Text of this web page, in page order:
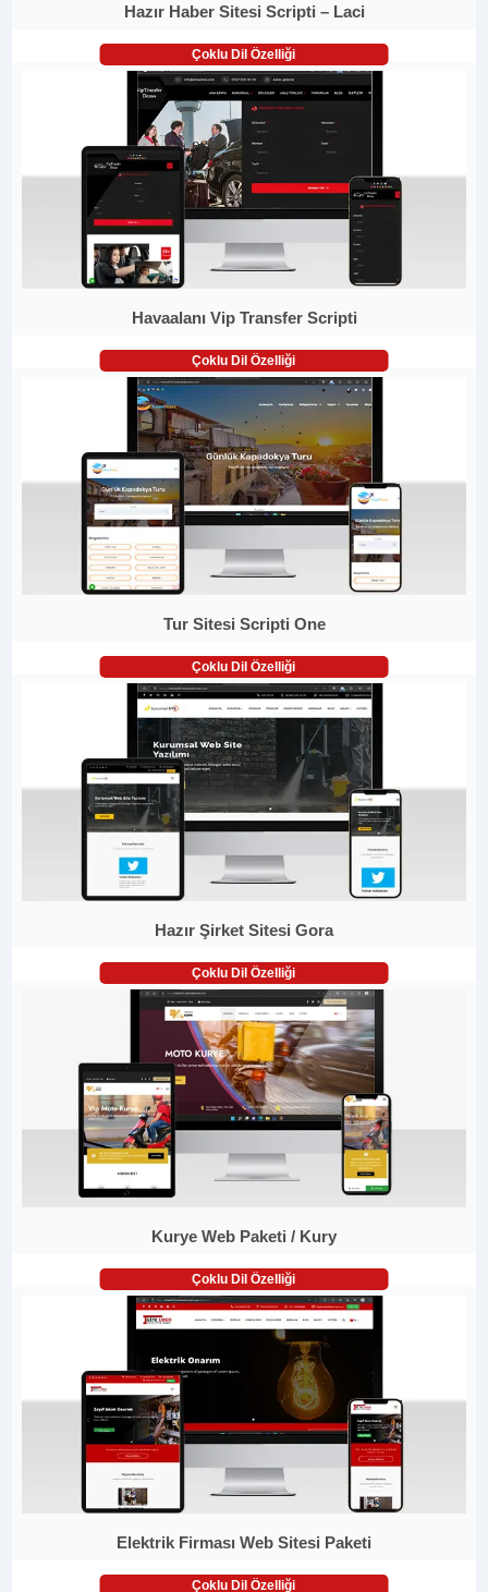
Hazır Haber Sitesi Scripti – Laci
Çoklu Dil Özelliği
Havaalanı Vip Transfer Scripti
Çoklu Dil Özelliği
Tur Sitesi Scripti One
Çoklu Dil Özelliği
Hazır Şirket Sitesi Gora
Çoklu Dil Özelliği
Kurye Web Paketi / Kury
Çoklu Dil Özelliği
Elektrik Firması Web Sitesi Paketi
Çoklu Dil Özelliği